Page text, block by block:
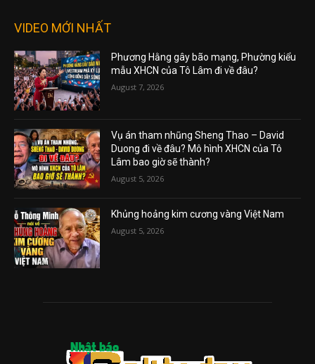
VIDEO MỚI NHẤT
Phương Hằng gây bão mạng, Phường kiểu
mẫu XHCN của Tô Lâm đi về đâu?
August 7, 2026
Vụ án tham nhũng Sheng Thao – David
Duong đi về đâu? Mô hình XHCN của Tô
Lâm bao giờ sẽ thành?
August 5, 2026
Khủng hoảng kim cương vàng Việt Nam
August 5, 2026